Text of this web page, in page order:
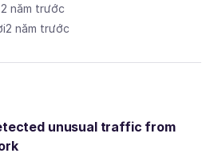
năm trước
2 năm trước
unusual traffic from